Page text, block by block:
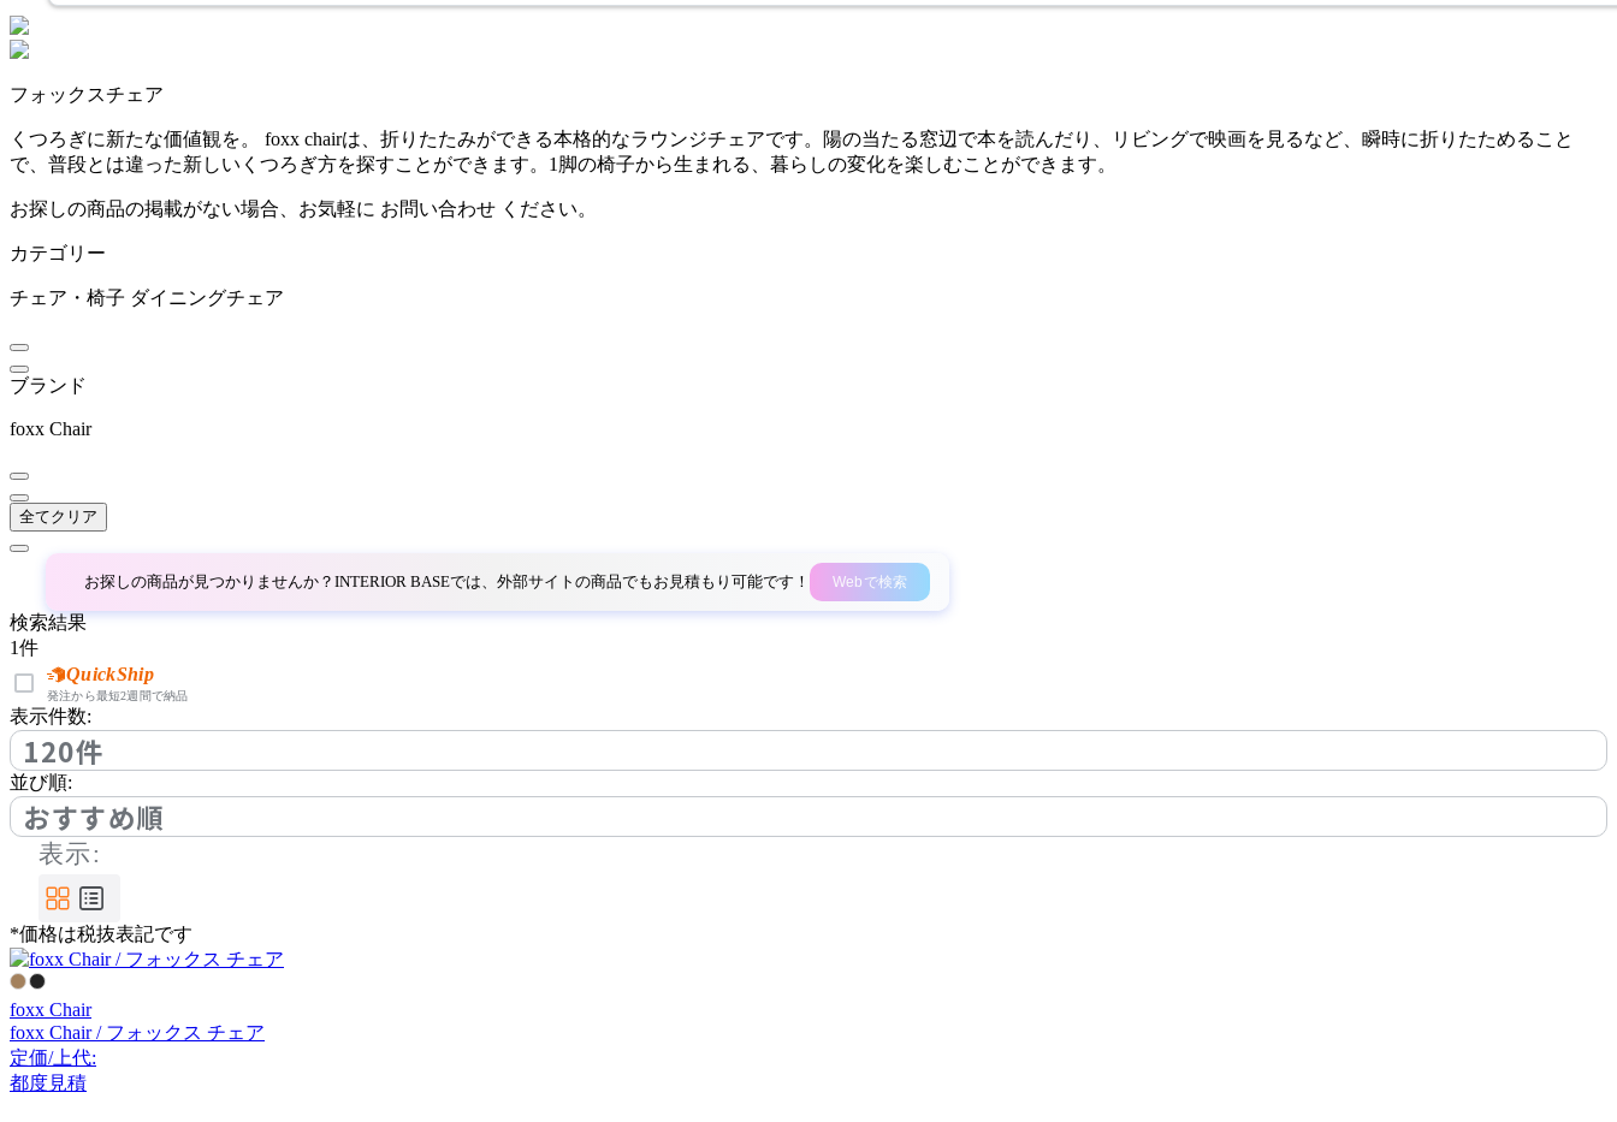
ARIAKE
アリアケ
arper
アルペール
artek
ARUNAi
アルナイ
AZUMAYA
アズマヤ
BoConcept
ボーコンセプト
by interiors
Cerantola
フォックスチェア
くつろぎに新たな価値観を。 foxx chairは、折りたたみができる本格的なラウンジチェアです。陽の当たる窓辺で本を読んだり、リビングで映画を見るなど、瞬時に折りたためること
で、普段とは違った新しいくつろぎ方を探すことができます。1脚の椅子から生まれる、暮らしの変化を楽しむことができます。
お探しの商品の掲載がない場合、お気軽に お問い合わせ ください。
カテゴリー
チェア・椅子 ダイニングチェア
ブランド
foxx Chair
全てクリア
お探しの商品が見つかりませんか？INTERIOR BASEでは、外部サイトの商品でもお見積もり可能です！ Webで検索
検索結果
1件
QuickShip
発注から最短2週間で納品
表示件数:
120件
並び順:
おすすめ順
表示:
*価格は税抜表記です
foxx Chair
foxx Chair / フォックス チェア
定価/上代:
都度見積